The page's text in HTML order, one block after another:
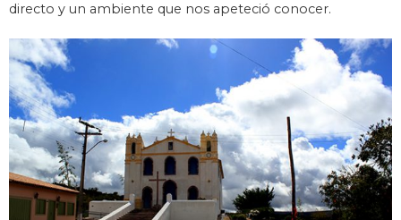
directo y un ambiente que nos apeteció conocer.